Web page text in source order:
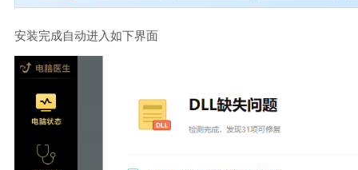
安装完成自动进入如下界面